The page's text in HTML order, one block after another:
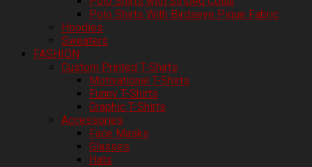
Polo Shirts With Birdseye Pique Fabric
Hoodies
Sweaters
FASHION
Custom Printed T-Shirts
Motivational T-Shirts
Funny T-Shirts
Graphic T-Shirts
Accessories
Face Masks
Glasses
Hats